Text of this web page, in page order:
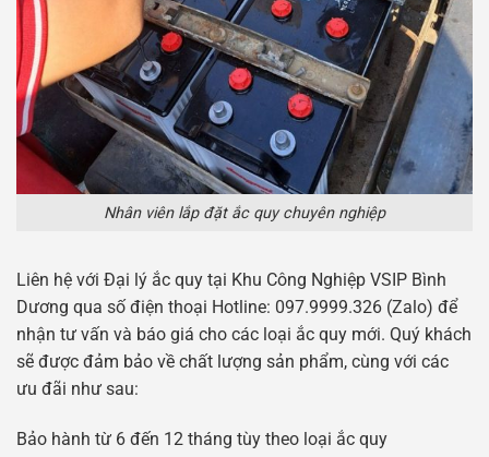
Nhân viên lắp đặt ắc quy chuyên nghiệp
Liên hệ với Đại lý ắc quy tại Khu Công Nghiệp VSIP Bình
Dương qua số điện thoại Hotline: 097.9999.326 (Zalo) để
nhận tư vấn và báo giá cho các loại ắc quy mới. Quý khách
sẽ được đảm bảo về chất lượng sản phẩm, cùng với các
ưu đãi như sau:
Bảo hành từ 6 đến 12 tháng tùy theo loại ắc quy